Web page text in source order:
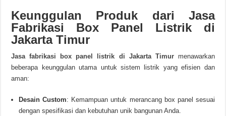
Keunggulan Produk dari Jasa
Fabrikasi Box Panel Listrik di
Jakarta Timur
Jasa fabrikasi box panel listrik di Jakarta Timurmenawarkan
beberapa keunggulan utama untuk sistem listrik yang efisien dan
aman:
Desain Custom: Kemampuan untuk merancang box panel sesuai
dengan spesifikasi dan kebutuhan unik bangunan Anda.